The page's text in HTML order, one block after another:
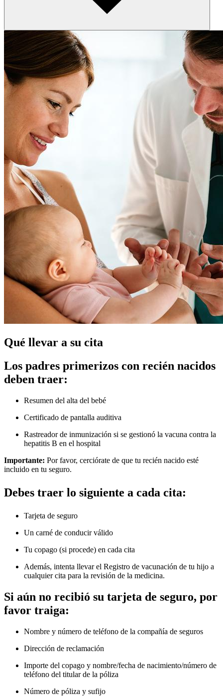
Qué llevar a su cita
Los padres primerizos con recién nacidos
deben traer:
Resumen del alta del bebé
Certificado de pantalla auditiva
Rastreador de inmunización si se gestionó la vacuna contra la
hepatitis B en el hospital
Importante: Por favor, cerciórate de que tu recién nacido esté
incluido en tu seguro.
Debes traer lo siguiente a cada cita:
Tarjeta de seguro
Un carné de conducir válido
Tu copago (si procede) en cada cita
Además, intenta llevar el Registro de vacunación de tu hijo a
cualquier cita para la revisión de la medicina.
Si aún no recibió su tarjeta de seguro, por
favor traiga:
Nombre y número de teléfono de la compañía de seguros
Dirección de reclamación
Importe del copago y nombre/fecha de nacimiento/número de
teléfono del titular de la póliza
Número de póliza y sufijo